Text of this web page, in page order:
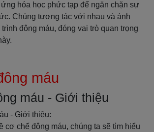
hóa học phức tạp để ngăn chặn sự
Chúng tương tác với nhau và ảnh
đông máu, đóng vai trò quan trọng
máu
máu - Giới thiệu
- Giới thiệu:
cơ chế đông máu, chúng ta sẽ tìm hiểu